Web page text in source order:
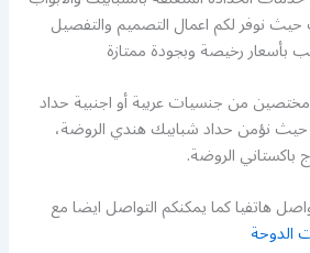
حيث نوفر لكم اعمال التصميم والتفصيل
بأسعار رخيصة وبجودة ممتازة
من جنسيات عربية أو اجنبية حداد
حيث نؤمن حداد شبابيك هندي الروضة،
باكستاني الروضة.
هاتفيا كما يمكنكم التواصل ايضا مع
الدوحة